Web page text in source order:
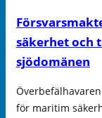
säkerhet och
sjödomänen
för maritim